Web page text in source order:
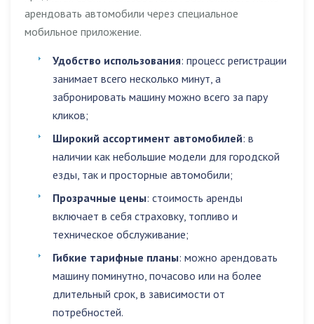
арендовать автомобили через специальное
мобильное приложение.
Удобство использования: процесс регистрации
занимает всего несколько минут, а
забронировать машину можно всего за пару
кликов;
Широкий ассортимент автомобилей: в
наличии как небольшие модели для городской
езды, так и просторные автомобили;
Прозрачные цены: стоимость аренды
включает в себя страховку, топливо и
техническое обслуживание;
Гибкие тарифные планы: можно арендовать
машину поминутно, почасово или на более
длительный срок, в зависимости от
потребностей.